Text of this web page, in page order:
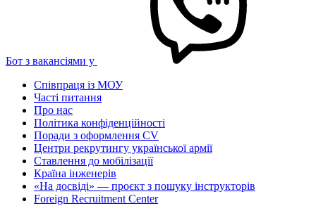
Бот з вакансіями у
Співпраця із МОУ
Часті питання
Про нас
Політика конфіденційності
Поради з оформлення CV
Центри рекрутингу української армії
Ставлення до мобілізації
Країна інженерів
«На досвіді» — проєкт з пошуку інструкторів
Foreign Recruitment Center